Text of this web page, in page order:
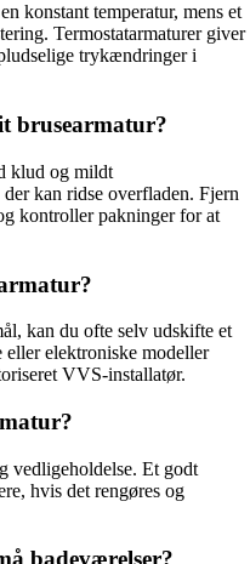
konstant temperatur, mens et
Termostatarmaturer giver
trykændringer i
brusearmatur?
klud og mildt
kan ridse overfladen. Fjern
kontroller pakninger for at
kan du ofte selv udskifte et
elektroniske modeller
VVS-installatør.
vedligeholdelse. Et godt
hvis det rengøres og